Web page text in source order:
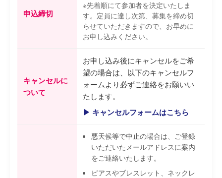
申込締切
※先着順にて参加者を決定いたしま
す。定員に達し次第、募集を締め切
らせていただきますので、お早めに
お申し込みください。
キャンセルに
ついて
お申し込み後にキャンセルをご希
望の場合は、以下のキャンセルフ
ォームより必ずご連絡をお願いい
たします。
▶ キャンセルフォームはこちら
悪天候等で中止の場合は、ご登録
いただいたメールアドレスに案内
をご連絡いたします。
ピアスやブレスレット、ネックレ